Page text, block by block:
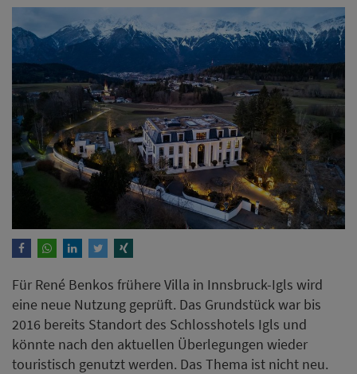
Für René Benkos frühere Villa in Innsbruck-Igls wird
eine neue Nutzung geprüft. Das Grundstück war bis
2016 bereits Standort des Schlosshotels Igls und
könnte nach den aktuellen Überlegungen wieder
touristisch genutzt werden. Das Thema ist nicht neu.